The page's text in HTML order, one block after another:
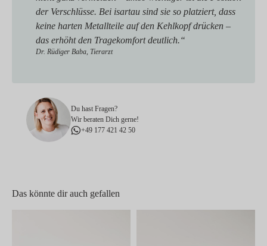
der Verschlüsse. Bei isartau sind sie so platziert, dass
keine harten Metallteile auf den Kehlkopf drücken –
das erhöht den Tragekomfort deutlich.“
Dr. Rüdiger Baba, Tierarzt
Du hast Fragen?
Wir beraten Dich gerne!
+49 177 421 42 50
Das könnte dir auch gefallen